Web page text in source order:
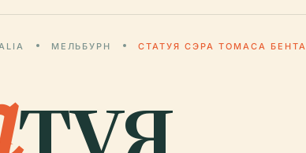
МЕЛЬБУРН СТАТУЯ СЭРА ТОМАСА БЕНТА
туя